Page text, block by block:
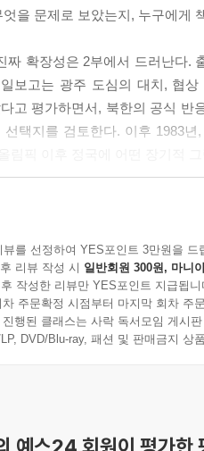
교정관은 시위대의 공격 징후
통신이 두절되면서 외부기관과
했다. 한도희 교정관은 교도관
교도소를 습격할 것이라는 정
. 그 결과 광주교도소는 방어에
저지한 시민들
소에서 탈취한 폭발물을 전남
는 징후가 감돌자, 도청 안팎의
을 문제로 보았는지, 누구에게
짜 확장성은 2부에서 드러난다.
보고는 광주 도심의 대치, 협
고 평가하면서, 북한의 공식
선택지를 검토한다. 이후 1983
동, 군의 위상, 미국 인식, 북한
해 세 가지 질문과 마주하게 된다.
사단은 광주의 원인과 책임을
관은 광주와 그 후폭풍을 어떻게
를 선정하여 YES포인트 3만원을 드
리뷰 작성 시 일반회원 300원, 마니
작성한 리뷰만 YES포인트 지급됩니
주문확정 시점부터 마지막 회차 주
행된 클래스는 사락 독서모임 게시
DVD/Blu-ray, 패션 및 판매금지 상